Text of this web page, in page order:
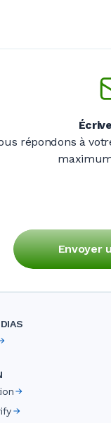
répondons à
Envoyer